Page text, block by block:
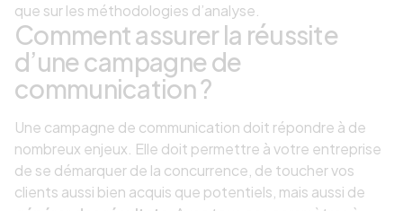
que sur les méthodologies d’analyse.
Comment assurer la réussite
d’une campagne de
communication ?
Une campagne de communication doit répondre à de
nombreux enjeux. Elle doit permettre à votre entreprise
de se démarquer de la concurrence, de toucher vos
clients aussi bien acquis que potentiels, mais aussi de